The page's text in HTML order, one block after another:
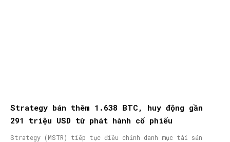
Strategy bán thêm 1.638 BTC, huy động gần
291 triệu USD từ phát hành cổ phiếu
Strategy (MSTR) tiếp tục điều chỉnh danh mục tài sản